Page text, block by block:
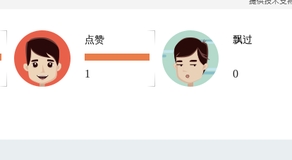
点赞
1
飘过
0